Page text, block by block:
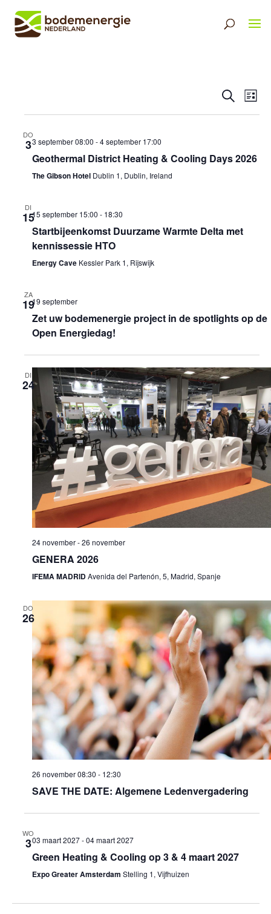
Zoeken
Zoeken
Lijst
een
datum.
DO
33 september 08:00 -4 september 17:00
Geothermal District Heating & Cooling Days 2026
The Gibson Hotel Dublin 1, Dublin, Ireland
DI
1515 september 15:00 - 18:30
Startbijeenkomst Duurzame Warmte Delta met
kennissessie HTO
Energy Cave Kessler Park 1, Rijswijk
ZA
1919 september
Zet uw bodemenergie project in de spotlights op de
Open Energiedag!
DI
24
24 november-26 november
GENERA 2026
IFEMA MADRIDAvenida del Partenón, 5, Madrid, Spanje
DO
26
26 november 08:30 - 12:30
SAVE THE DATE: Algemene Ledenvergadering
WO
303 maart 2027-04 maart 2027
Green Heating & Cooling op 3 & 4 maart 2027
Expo Greater Amsterdam Stelling 1, Vijfhuizen